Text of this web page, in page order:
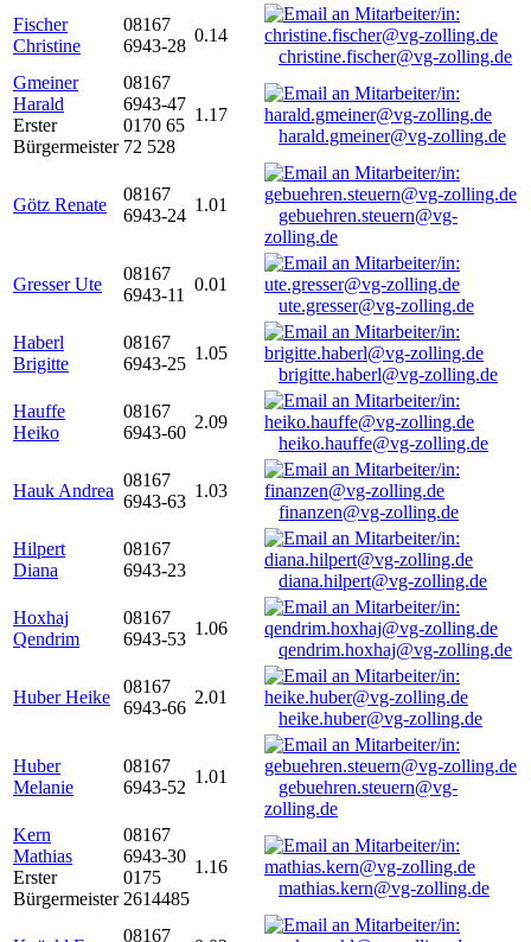
Fischer
Christine
08167
6943-28
0.14
christine.fischer@vg-zolling.de
Gmeiner
Harald
Erster
Bürgermeister
08167
6943-47
0170 65
72 528
1.17
harald.gmeiner@vg-zolling.de
Götz Renate
08167
6943-24
1.01
gebuehren.steuern@vg-
zolling.de
Gresser Ute
08167
6943-11
0.01
ute.gresser@vg-zolling.de
Haberl
Brigitte
08167
6943-25
1.05
brigitte.haberl@vg-zolling.de
Hauffe
Heiko
08167
6943-60
2.09
heiko.hauffe@vg-zolling.de
Hauk Andrea
08167
6943-63
1.03
finanzen@vg-zolling.de
Hilpert
Diana
08167
6943-23
diana.hilpert@vg-zolling.de
Hoxhaj
Qendrim
08167
6943-53
1.06
qendrim.hoxhaj@vg-zolling.de
Huber Heike
08167
6943-66
2.01
heike.huber@vg-zolling.de
Huber
Melanie
08167
6943-52
1.01
gebuehren.steuern@vg-
zolling.de
Kern
Mathias
Erster
Bürgermeister
08167
6943-30
0175
2614485
1.16
mathias.kern@vg-zolling.de
08167